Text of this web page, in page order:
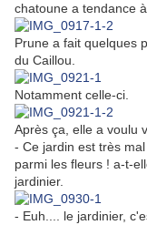
chatoune a tendance
Prune a fait quelques
du Caillou.
Notamment celle-ci.
Après ça, elle a voulu
- Ce jardin est très
parmi les fleurs ! a-t-
jardinier.
- Euh.... le jardinier,